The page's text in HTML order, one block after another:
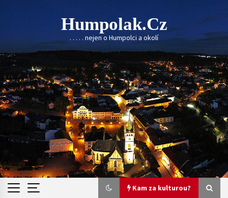
Skip
to
content
Humpolak.cz
. . . . . nejen o Humpolci a okolí
Kam za kulturou?